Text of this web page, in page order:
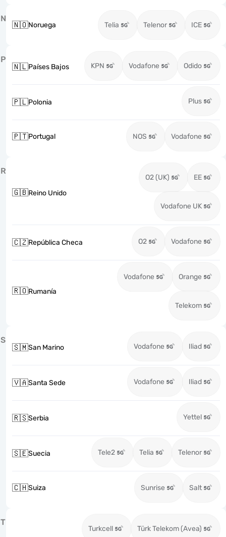
N
🇳🇴Noruega Telia Telenor ICE
P
🇳🇱Países Bajos KPN Vodafone Odido
🇵🇱Polonia Plus
🇵🇹Portugal NOS Vodafone
R
🇬🇧Reino Unido
O2 (UK) EE
Vodafone UK
🇨🇿República Checa O2 Vodafone
🇷🇴Rumanía
Vodafone Orange
Telekom
S
🇸🇲San Marino Vodafone Iliad
🇻🇦Santa Sede Vodafone Iliad
🇷🇸Serbia Yettel
🇸🇪Suecia Tele2 Telia Telenor
🇨🇭Suiza Sunrise Salt
T
Turkcell Türk Telekom (Avea)